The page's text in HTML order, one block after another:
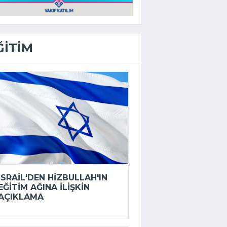
HIZBULLAH'IN
AĞINA ILIŞKIN